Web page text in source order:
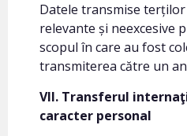
Datele transmise terților
relevante și neexcesive
scopul în care au fost
transmiterea către un
VII. Transferul
caracter personal